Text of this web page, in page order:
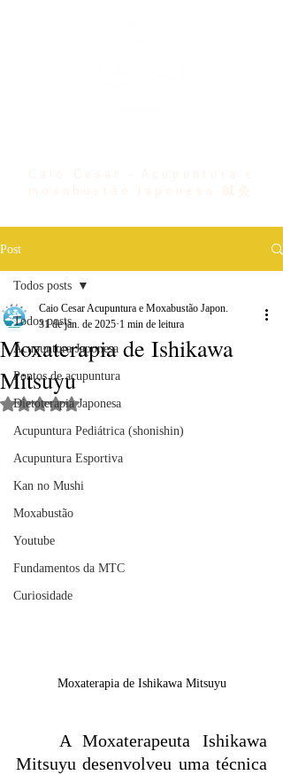
Caio Cesar - Acupuntura e
moxabustão Japonesa 鍼灸
Post
Todos posts
Acupuntura Japonesa
Pontos de acupuntura
Dietoterapia Japonesa
Acupuntura Pediátrica (shonishin)
Acupuntura Esportiva
Kan no Mushi
Moxabustão
Youtube
Fundamentos da MTC
Curiosidade
Todos posts
Moxaterapia de Ishikawa
Mitsuyu
Caio Cesar Acupuntura e Moxabustão Japon.
31 de jan. de 2025 1 min de leitura
Avaliado com NaN de 5 estrelas.
Moxaterapia de Ishikawa Mitsuyu
Mitsuyu desenvolveu uma técnica